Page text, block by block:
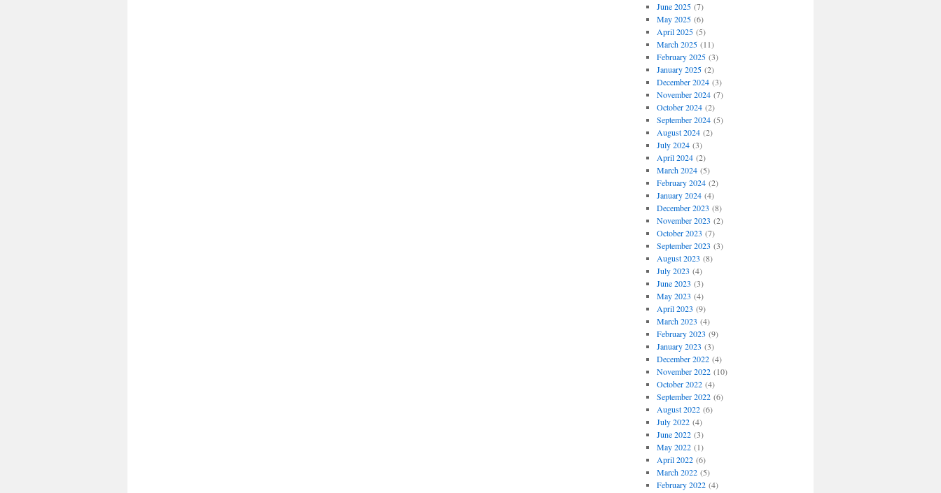
June 2025(7)
May 2025(6)
April 2025(5)
March 2025(11)
February 2025(3)
January 2025(2)
December 2024(3)
November 2024(7)
October 2024(2)
September 2024(5)
August 2024(2)
July 2024(3)
April 2024(2)
March 2024(5)
February 2024(2)
January 2024(4)
December 2023 (8)
November 2023 (2)
October 2023 (7)
September 2023 (3)
August 2023 (8)
July 2023 (4)
June 2023 (3)
May 2023 (4)
April 2023 (9)
March 2023 (4)
February 2023 (9)
January 2023 (3)
December 2022(4)
November 2022(10)
October 2022(4)
September 2022(6)
August 2022(6)
July 2022(4)
June 2022(3)
May 2022(1)
April 2022(6)
March 2022(5)
February 2022(4)